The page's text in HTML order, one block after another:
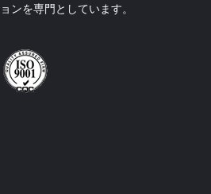
ンを専門としています。